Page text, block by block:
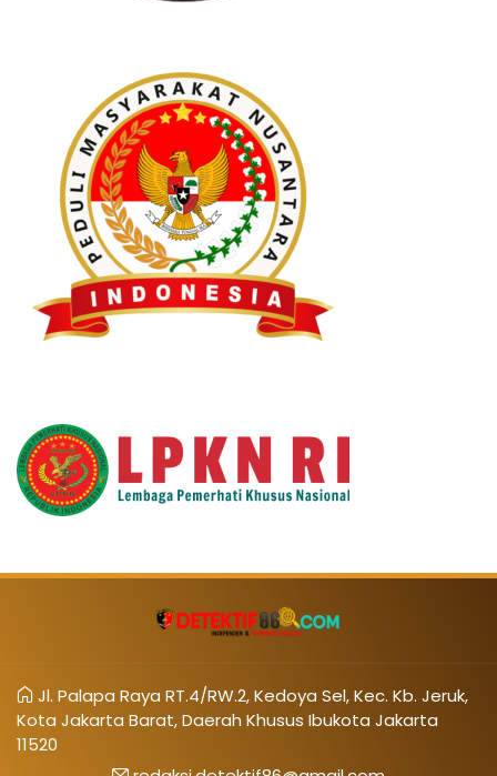
Jl. Palapa Raya RT.4/RW.2, Kedoya Sel, Kec. Kb. Jeruk,
Kota Jakarta Barat, Daerah Khusus Ibukota Jakarta
11520